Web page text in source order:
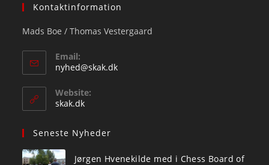
Kontaktinformation
Mads Boe / Thomas Vestergaard
Email:
nyhed@skak.dkOpens
Website:
skak.dk
Seneste Nyheder
Jørgen Hvenekilde med i Chess Board of